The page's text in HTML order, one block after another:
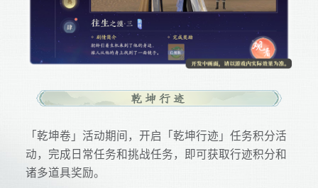
「乾坤卷」活动期间，开启「乾坤行迹」任务积分活
动，完成日常任务和挑战任务，即可获取行迹积分和
诸多道具奖励。